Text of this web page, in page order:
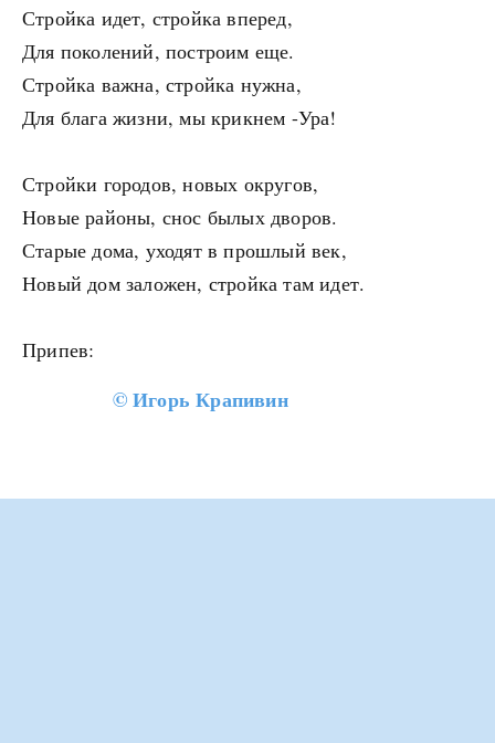
Стройка идет, стройка вперед,
Для поколений, построим еще.
Стройка важна, стройка нужна,
Для блага жизни, мы крикнем -Ура!
Стройки городов, новых округов,
Новые районы, снос былых дворов.
Старые дома, уходят в прошлый век,
Новый дом заложен, стройка там идет.
Припев:
©Игорь Крапивин